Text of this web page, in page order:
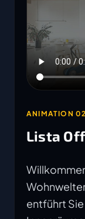
ANIMATION 02
Lista
entführt